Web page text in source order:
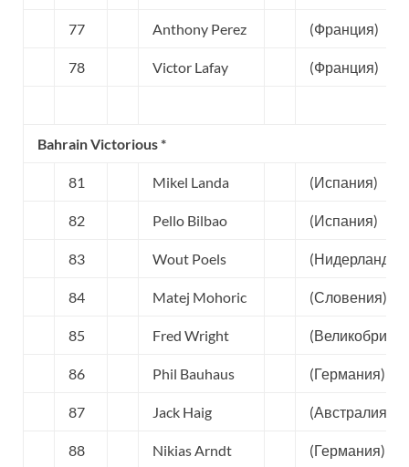
77 Anthony Perez (Франция)
78 Victor Lafay (Франция)
Bahrain Victorious *
81 Mikel Landa (Испания)
82 Pello Bilbao (Испания)
83 Wout Poels (Нидерланды)
84 Matej Mohoric (Словения)
85 Fred Wright
86 Phil Bauhaus (Германия)
87 Jack Haig (Австралия)
88 Nikias Arndt (Германия)